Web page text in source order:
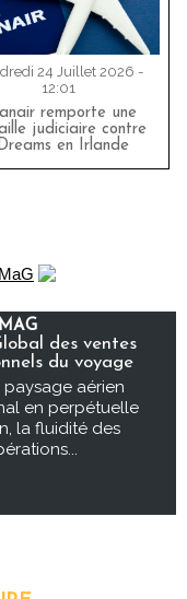
24 Juillet 2026 -
12:01
remporte une
judiciaire contre
en Irlande
des ventes
du voyage
paysage aérien
en perpétuelle
la fluidité des